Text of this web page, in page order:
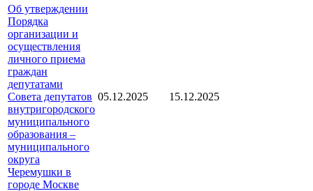
Об утверждении
Порядка
организации и
осуществления
личного приема
граждан
депутатами
Совета депутатов
внутригородского
муниципального
образования –
муниципального
округа
Черемушки в
городе Москве
05.12.2025 15.12.2025